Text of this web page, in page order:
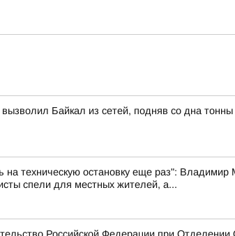
Байкал из сетей, подняв со дна
на техническую остановку еще раз":
спели для местных жителей, а...